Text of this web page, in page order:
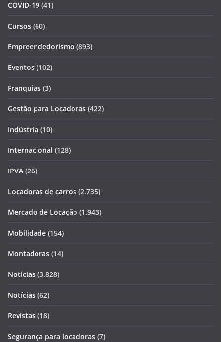
COVID-19 (41)
Cursos (60)
Empreendedorismo (893)
Eventos (102)
Franquias (3)
Gestão para Locadoras (422)
Indústria (10)
Internacional (128)
IPVA (26)
Locadoras de carros (2.735)
Mercado de Locação (1.943)
Mobilidade (154)
Montadoras (14)
Notícias (3.828)
Notícias (62)
Revistas (18)
Segurança para locadoras (7)